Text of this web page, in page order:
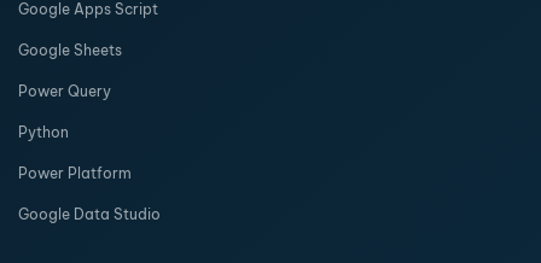
Google Apps Script
Google Sheets
Power Query
Python
Power Platform
Google Data Studio